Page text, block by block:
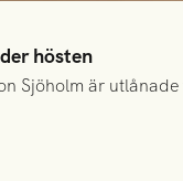
hösten
Sjöholm är